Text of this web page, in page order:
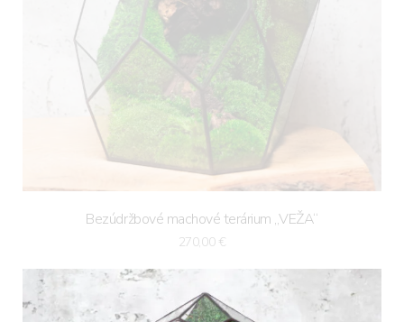
Bezúdržbové machové terárium „VEŽA“
270,00 €